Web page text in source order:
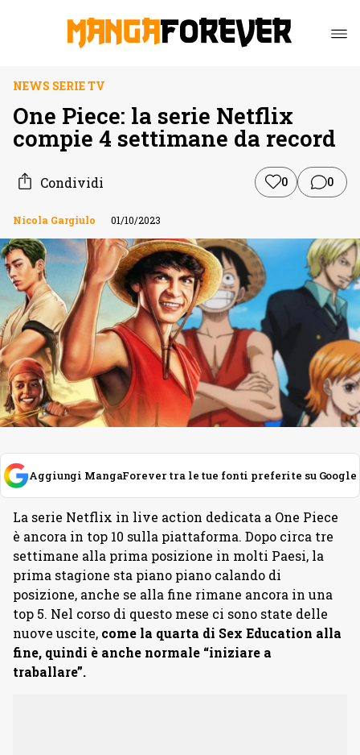
NEWS SERIE TV
One Piece: la serie Netflix
compie 4 settimane da record
Condividi 0 0
Nicola Gargiulo 01/10/2023
Aggiungi MangaForever tra le tue fonti preferite su Google
La serie Netflix in live action dedicata a One Piece
è ancora in top 10 sulla piattaforma. Dopo circa tre
settimane alla prima posizione in molti Paesi, la
prima stagione sta piano piano calando di
posizione, anche se alla fine rimane ancora in una
top 5. Nel corso di questo mese ci sono state delle
nuove uscite, come la quarta di Sex Education alla
fine, quindi è anche normale “iniziare a
traballare”.